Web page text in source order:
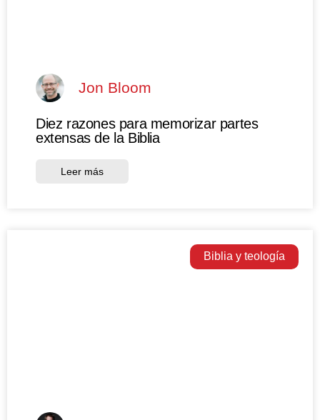
Jon Bloom
Diez razones para memorizar partes
extensas de la Biblia
Leer más
Biblia y teología